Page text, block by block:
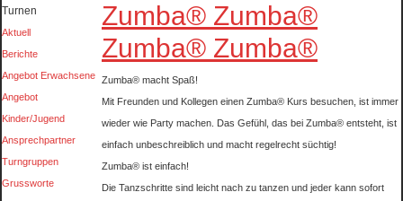
Turnen
Aktuell
Berichte
Angebot Erwachsene
Angebot
Kinder/Jugend
Ansprechpartner
Turngruppen
Grussworte
Zumba® Zumba®
Zumba® Zumba®
Zumba® macht Spaß!
Mit Freunden und Kollegen einen Zumba® Kurs besuchen, ist immer
wieder wie Party machen. Das Gefühl, das bei Zumba® entsteht, ist
einfach unbeschreiblich und macht regelrecht süchtig!
Zumba® ist einfach!
Die Tanzschritte sind leicht nach zu tanzen und jeder kann sofort